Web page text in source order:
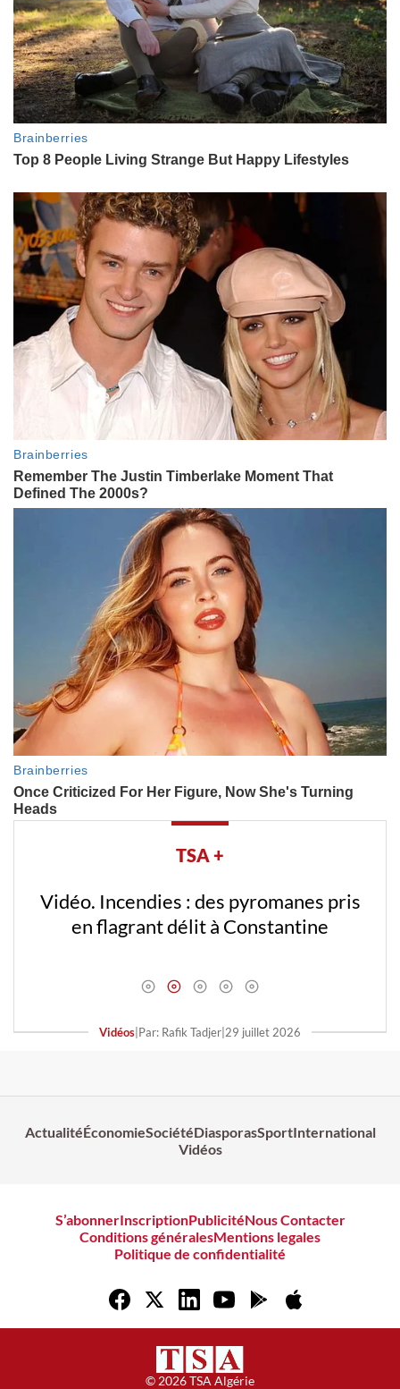
TSA +
Vidéo. Incendies : des pyromanes pris
en flagrant délit à Constantine
Vidéos Par: Rafik Tadjer 29 juillet 2026
ActualitéÉconomieSociétéDiasporasSportInternational
Vidéos
S’abonnerInscriptionPublicitéNous Contacter
Conditions généralesMentions legales
Politique de confidentialité
© 2026 TSA Algérie